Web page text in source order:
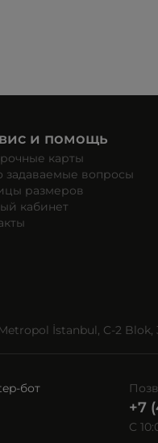
и помощь
карты
задаваемые вопросы
размеров
кабинет
İstanbul, C-2 Blok,
бот
+7
C